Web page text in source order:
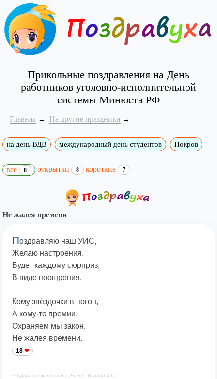
Прикольные поздравления на День
работников уголовно-исполнительной
системы Минюста РФ
Главная На другие праздники
на день ВДВ международный день студентов Покров
все 8 открытки 8 короткие 7
Не жалея времени
Поздравляю наш УИС,
Желаю настроения.
Будет каждому сюрприз,
В виде поощрения.
Кому звёздочки в погон,
А кому-то премии.
Охраняем мы закон,
Не жалея времени.
18
© Принадлежит сайту. Автор: Иванов И.П.